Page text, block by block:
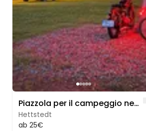
Piazzola per il campeggio nella città del rame di Hettstedt
Hettstedt
ab 25€